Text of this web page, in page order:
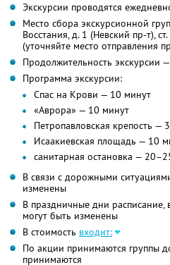
Экскурсии проводятся
Место сбора экскурсионной
Восстания, д. 1 (Невский пр-т),
(уточняйте место отправления
Продолжительность экскурсии
Программа экскурсии:
Спас на Крови — 10 минут
«Аврора» — 10 минут
Петропавловская крепость —
Исаакиевская площадь — 10
санитарная остановка —
В связи с дорожными
изменены
В праздничные дни
могут быть изменены
В стоимость входит:
По акции принимаются группы
принимаются